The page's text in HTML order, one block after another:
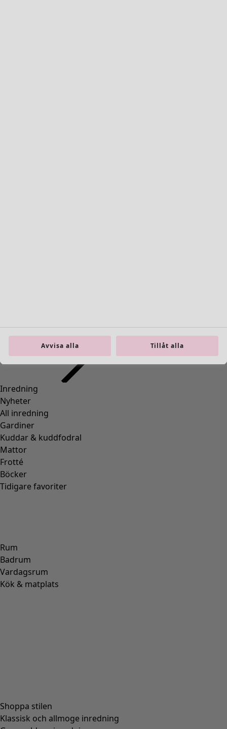
Inredning
Nyheter
All inredning
Gardiner
Kuddar & kuddfodral
Mattor
Frotté
Böcker
Tidigare favoriter
Rum
Badrum
Vardagsrum
Kök & matplats
Shoppa stilen
Klassisk och allmoge inredning
Avvisa alla Tillåt alla